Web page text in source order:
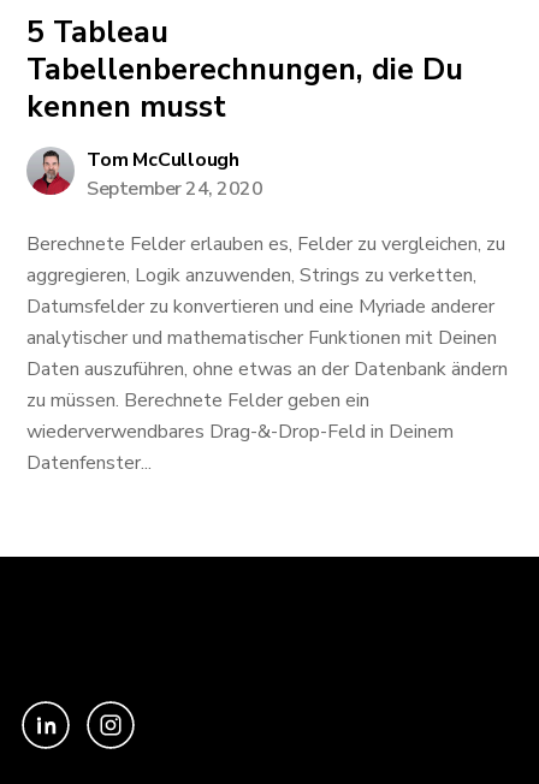
5 Tableau
Tabellenberechnungen, die Du
kennen musst
Tom McCullough
September 24, 2020
Berechnete Felder erlauben es, Felder zu vergleichen, zu
aggregieren, Logik anzuwenden, Strings zu verketten,
Datumsfelder zu konvertieren und eine Myriade anderer
analytischer und mathematischer Funktionen mit Deinen
Daten auszuführen, ohne etwas an der Datenbank ändern
zu müssen. Berechnete Felder geben ein
wiederverwendbares Drag-&-Drop-Feld in Deinem
Datenfenster...